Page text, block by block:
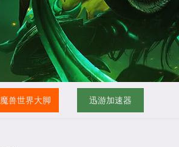
魔兽世界大脚 迅游加速器